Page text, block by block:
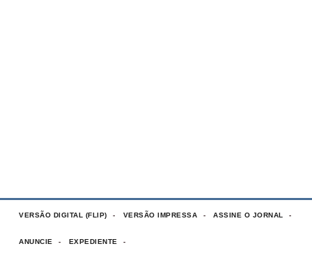
VERSÃO DIGITAL (FLIP) VERSÃO IMPRESSA ASSINE O JORNAL
ANUNCIE EXPEDIENTE